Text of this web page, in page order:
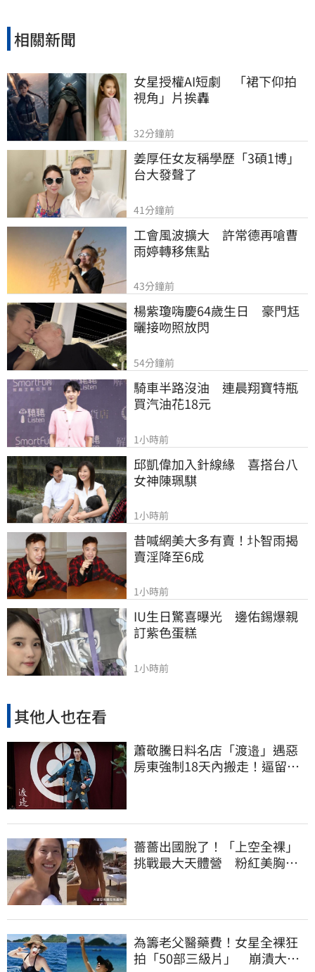
相關新聞
女星授權AI短劇　「裙下仰拍
視角」片挨轟
32分鐘前
姜厚任女友稱學歷「3碩1博」
台大發聲了
41分鐘前
工會風波擴大　許常德再嗆曹
雨婷轉移焦點
43分鐘前
楊紫瓊嗨慶64歲生日　豪門尪
曬接吻照放閃
54分鐘前
騎車半路沒油　連晨翔寶特瓶
買汽油花18元
1小時前
邱凱偉加入針線緣　喜搭台八
女神陳珮騏
1小時前
昔喊網美大多有賣！圤智雨揭
賣淫降至6成
1小時前
IU生日驚喜曝光　邊佑錫爆親
訂紫色蛋糕
1小時前
其他人也在看
蕭敬騰日料名店「渡邉」遇惡
房東強制18天內搬走！逼留裝
薔薔出國脫了！「上空全裸」
挑戰最大天體營 粉紅美胸被
為籌老父醫藥費！女星全裸狂
拍「50部三級片」 崩潰大